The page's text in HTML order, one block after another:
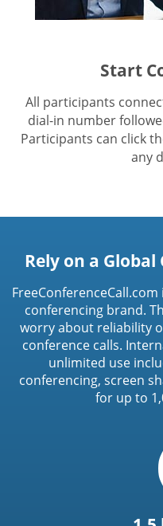
Start
All participants
dial-in number
Participants can click
any
Rely on a
conferencing brand.
worry about reliability
conference calls.
unlimited use
conferencing, screen
for up to